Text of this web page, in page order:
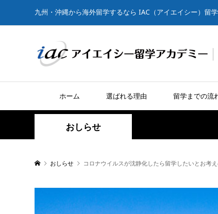
九州・沖縄から海外留学するなら IAC（アイエイシー）留
ホーム 選ばれる理由 留学までの流
おしらせ
おしらせ コロナウイルスが沈静化したら留学したいとお考